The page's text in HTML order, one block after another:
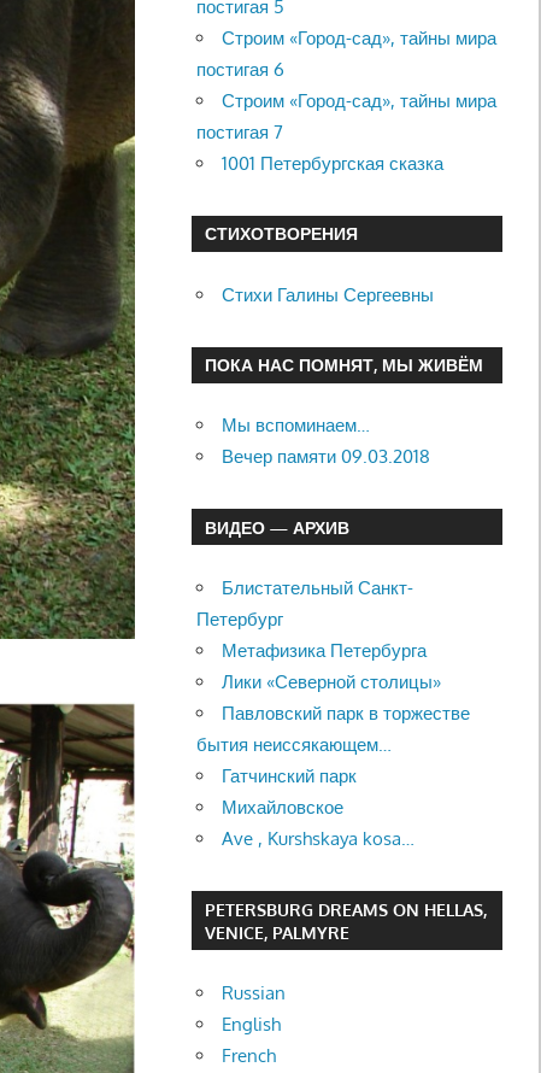
постигая 5
Строим «Город-сад», тайны мира
постигая 6
Строим «Город-сад», тайны мира
постигая 7
1001 Петербургская сказка
СТИХОТВОРЕНИЯ
Стихи Галины Сергеевны
ПОКА НАС ПОМНЯТ, МЫ ЖИВЁМ
Мы вспоминаем…
Вечер памяти 09.03.2018
ВИДЕО — АРХИВ
Блистательный Санкт-
Петербург
Метафизика Петербурга
Лики «Северной столицы»
Павловский парк в торжестве
бытия неиссякающем…
Гатчинский парк
Михайловское
Ave , Kurshskaya kosa…
PETERSBURG DREAMS ON HELLAS,
VENICE, PALMYRE
Russian
English
French